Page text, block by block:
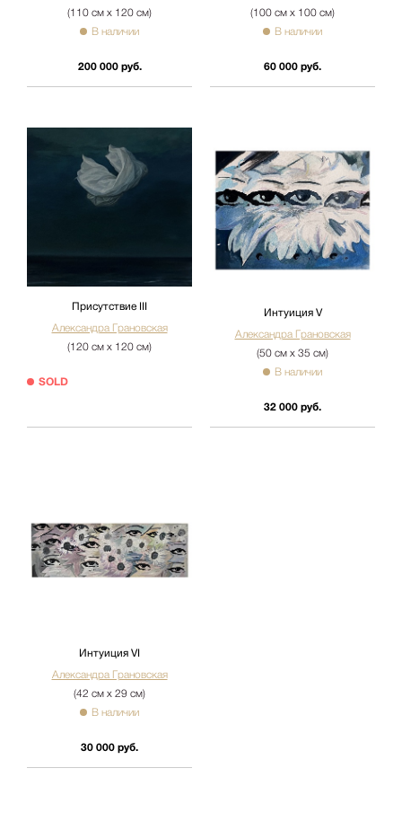
(110 см х 120 см)
В наличии
200 000 руб.
(100 см х 100 см)
В наличии
60 000 руб.
Присутствие III
Александра Грановская
(120 см х 120 см)
SOLD
Интуиция V
Александра Грановская
(50 см х 35 см)
В наличии
32 000 руб.
Интуиция VI
Александра Грановская
(42 см х 29 см)
В наличии
30 000 руб.